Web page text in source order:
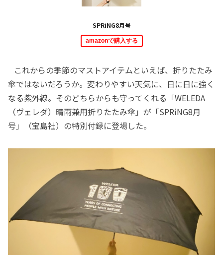
SPRiNG8月号
amazonで購入する
これからの季節のマストアイテムといえば、折りたたみ
傘ではないだろうか。変わりやすい天気に、日に日に強く
なる紫外線。そのどちらからも守ってくれる「WELEDA
（ヴェレダ）晴雨兼用折りたたみ傘」が「SPRiNG8月
号」（宝島社）の特別付録に登場した。